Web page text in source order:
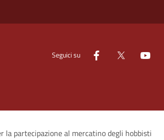
Seguici su
la partecipazione al mercatino degli hobbisti